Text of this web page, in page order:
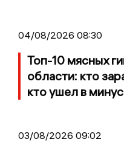
04/08/2026 08:30
Топ-10 мясных
области: кто
кто ушел в минус
03/08/2026 09:02